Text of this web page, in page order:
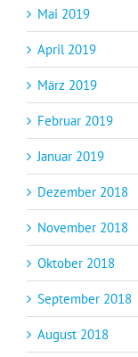
Mai 2019
April 2019
März 2019
Februar 2019
Januar 2019
Dezember 2018
November 2018
Oktober 2018
September 2018
August 2018